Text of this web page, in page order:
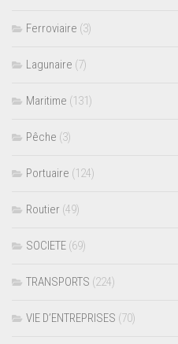
Ferroviaire (3)
Lagunaire (7)
Maritime (131)
Pêche (3)
Portuaire (124)
Routier (49)
SOCIETE (69)
TRANSPORTS (224)
VIE D’ENTREPRISES (70)